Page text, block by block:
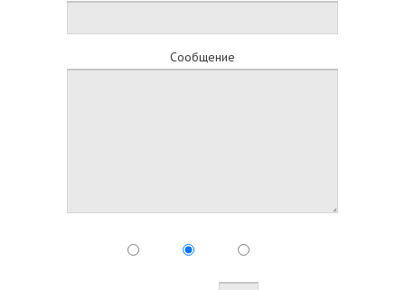
Сообщение